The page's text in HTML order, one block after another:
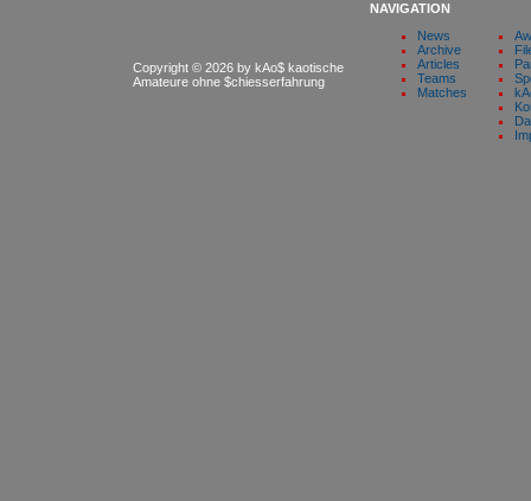
Copyright © 2026 by kAo$ kaotische
Amateure ohne $chiesserfahrung
NAVIGATION
News
Archive
Articles
Teams
Matches